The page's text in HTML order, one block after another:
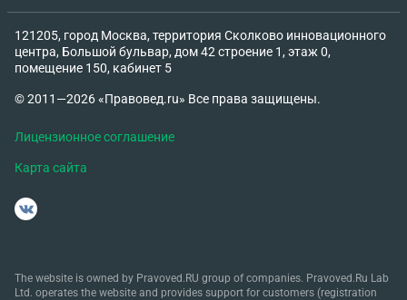
121205, город Москва, территория Сколково инновационного
центра, Большой бульвар, дом 42 строение 1, этаж 0,
помещение 150, кабинет 5
© 2011—2026 «Правовед.ru» Все права защищены.
Лицензионное соглашение
Карта сайта
The website is owned by Pravoved.RU group of companies. Pravoved.Ru Lab
Ltd. operates the website and provides support for customers (registration